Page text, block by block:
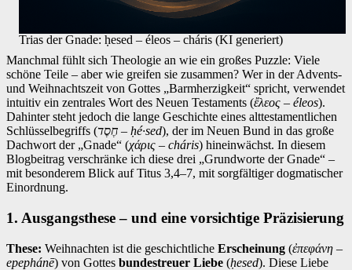
Trias der Gnade: ḥesed – éleos – cháris (KI generiert)
Manchmal fühlt sich Theologie an wie ein großes Puzzle: Viele
schöne Teile – aber wie greifen sie zusammen? Wer in der Advents-
und Weihnachtszeit von Gottes „Barmherzigkeit“ spricht, verwendet
intuitiv ein zentrales Wort des Neuen Testaments (ἔλεος – éleos).
Dahinter steht jedoch die lange Geschichte eines alttestamentlichen
Schlüsselbegriffs (
חֶסֶד – ḥé∙sed), der im Neuen Bund in das große
Dachwort der „Gnade“ (χάρις – cháris) hineinwächst. In diesem
Blogbeitrag verschränke ich diese drei „Grundworte der Gnade“ –
mit besonderem Blick auf Titus 3,4–7, mit sorgfältiger dogmatischer
Einordnung.
1. Ausgangsthese – und eine vorsichtige Präzisierung
These: Weihnachten ist die geschichtliche Erscheinung (ἐπεφάνη –
epephánē) von Gottes bundestreuer Liebe (ḥesed). Diese Liebe